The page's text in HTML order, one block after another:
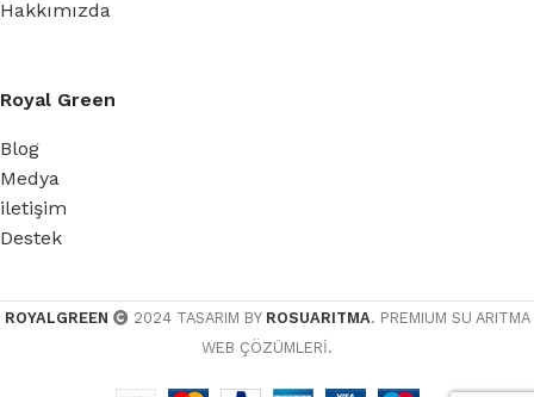
Hakkımızda
Royal Green
Blog
Medya
iletişim
Destek
ROYALGREEN 2024 TASARIM BY ROSUARITMA. PREMIUM SU ARITMA
WEB ÇÖZÜMLERİ.